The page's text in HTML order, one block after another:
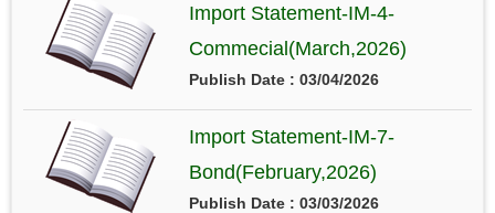
Import Statement-IM-4-
Commecial(March,2026)
Publish Date : 03/04/2026
Import Statement-IM-7-
Bond(February,2026)
Publish Date : 03/03/2026